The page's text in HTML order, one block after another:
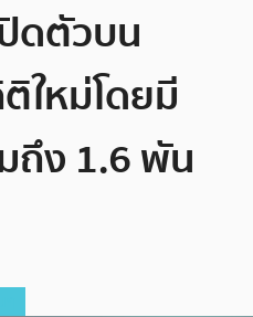
ดตัวบน
ใหม่โดยมี
ถึง 1.6 พัน